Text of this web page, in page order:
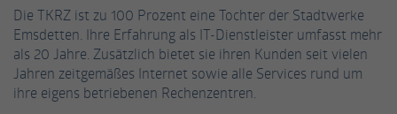
Die TKRZ ist zu 100 Prozent eine Tochter der Stadtwerke
Emsdetten. Ihre Erfahrung als IT-Dienstleister umfasst mehr
als 20 Jahre. Zusätzlich bietet sie ihren Kunden seit vielen
Jahren zeitgemäßes Internet sowie alle Services rund um
ihre eigens betriebenen Rechenzentren.
Anbieter Google Analytics
Laufzeit 1 Minute